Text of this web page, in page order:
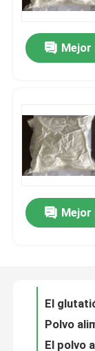
Productos
Control de